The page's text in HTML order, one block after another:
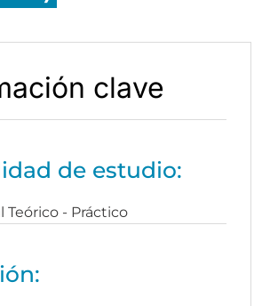
clave
de estudio:
Teórico - Práctico